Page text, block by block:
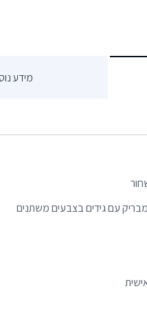
מידע
עם גידים בצבעים משתנים